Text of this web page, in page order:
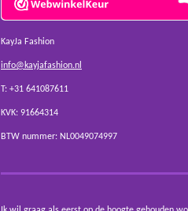
KayJa Fashion
info@kayjafashion.nl
T: +31 641087611
KVK: 91664314
BTW nummer: NL0049074997